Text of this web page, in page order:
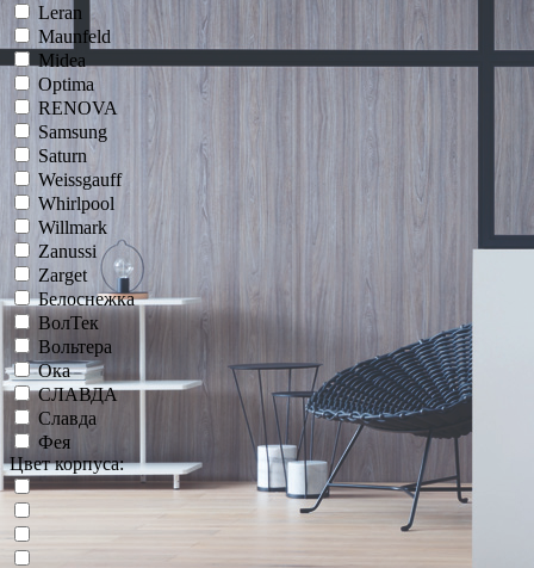
Leran
Maunfeld
Midea
Optima
RENOVA
Samsung
Saturn
Weissgauff
Whirlpool
Willmark
Zanussi
Zarget
Белоснежка
ВолТек
Вольтера
Ока
СЛАВДА
Славда
Фея
Цвет корпуса: